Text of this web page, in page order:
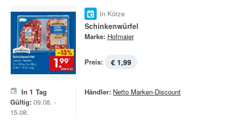
In Kürze
Schinkenwürfel
Marke: Hofmaier
Preis: € 1,99
In 1 Tag
Gültig: 09.08. -
15.08.
Händler: Netto Marken-Discount